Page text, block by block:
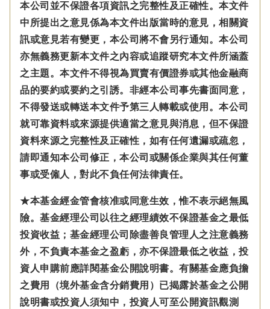
本公司並不保證各項資訊之完整性及正確性。本文件
中所提出之意見係為本文件出版當時的意見，相關資
訊或意見若有變更，本公司將不會另行通知。本公司
亦無義務更新本文件之內容或追蹤研究本文件所涵蓋
之主題。本文件不得視為買賣有價證券或其他金融商
品的要約或要約之引誘。非經本公司事先書面同意，
不得發送或轉送本文件予第三人轉載或使用。本公司
就可靠資料或來源提供適當之意見與消息，但不保證
資料來源之完整性及正確性，如有任何遺漏或疏忽，
請即通知本公司修正，本公司或關係企業與其任何董
事或受僱人，對此不負任何法律責任。
★本基金經金管會核准或同意生效，惟不表示絕無風
險。基金經理公司以往之經理績效不保證基金之最低
投資收益；基金經理公司除盡善良管理人之注意義務
外，不負責本基金之盈虧，亦不保證最低之收益，投
資人申購前應詳閱基金公開說明書。有關基金應負擔
之費用（境外基金含分銷費用）已揭露於基金之公開
說明書或投資人須知中，投資人可至公開資訊觀測